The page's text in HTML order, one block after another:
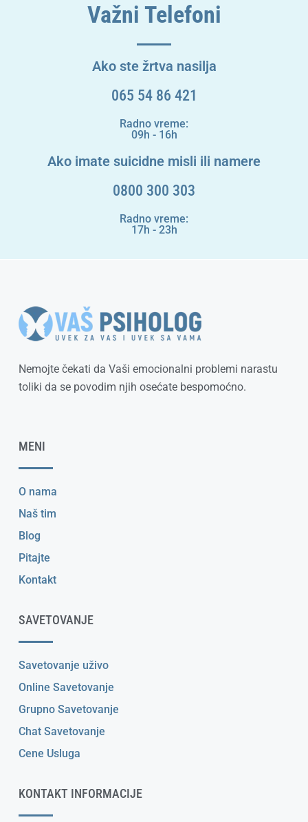
Važni Telefoni
Ako ste žrtva nasilja
065 54 86 421
Radno vreme:
09h - 16h
Ako imate suicidne misli ili namere
0800 300 303
Radno vreme:
17h - 23h
Nemojte čekati da Vaši emocionalni problemi narastu
toliki da se povodim njih osećate bespomoćno.
MENI
O nama
Naš tim
Blog
Pitajte
Kontakt
SAVETOVANJE
Savetovanje uživo
Online Savetovanje
Grupno Savetovanje
Chat Savetovanje
Cene Usluga
KONTAKT INFORMACIJE